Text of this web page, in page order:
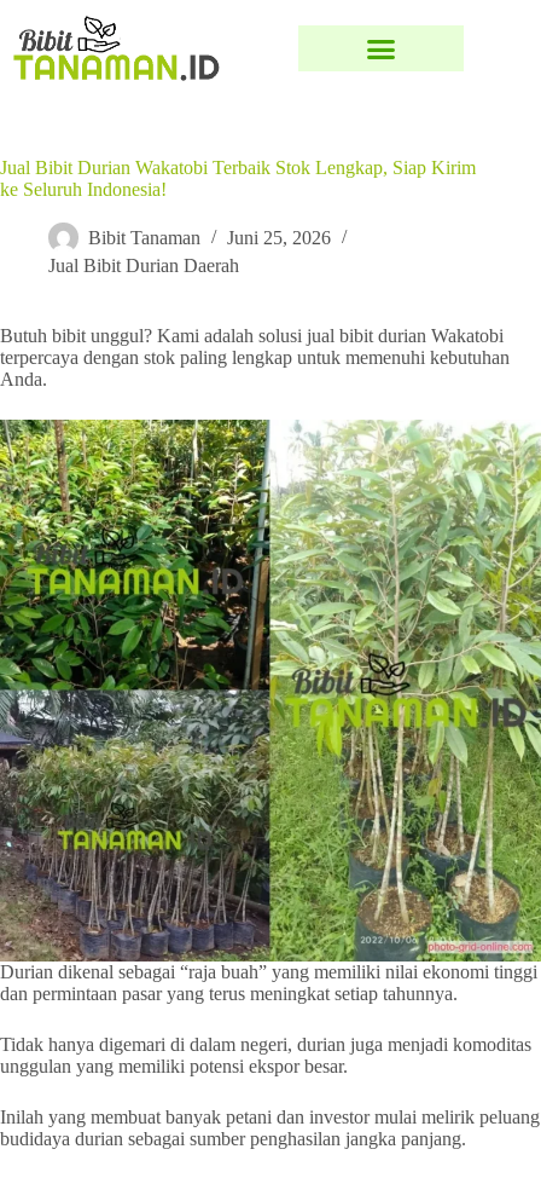
Jual Bibit Durian Wakatobi Terbaik Stok Lengkap, Siap Kirim
ke Seluruh Indonesia!
Bibit Tanaman
Juni 25, 2026
Jual Bibit Durian Daerah
Butuh bibit unggul? Kami adalah solusi jual bibit durian Wakatobi
terpercaya dengan stok paling lengkap untuk memenuhi kebutuhan
Anda.
Durian dikenal sebagai “raja buah” yang memiliki nilai ekonomi tinggi
dan permintaan pasar yang terus meningkat setiap tahunnya.
Tidak hanya digemari di dalam negeri, durian juga menjadi komoditas
unggulan yang memiliki potensi ekspor besar.
Inilah yang membuat banyak petani dan investor mulai melirik peluang
budidaya durian sebagai sumber penghasilan jangka panjang.